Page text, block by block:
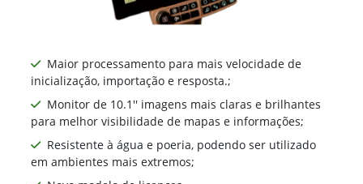
Maior processamento para mais velocidade de
inicialização, importação e resposta.;
Monitor de 10.1'' imagens mais claras e brilhantes
para melhor visibilidade de mapas e informações;
Resistente à água e poeria, podendo ser utilizado
em ambientes mais extremos;